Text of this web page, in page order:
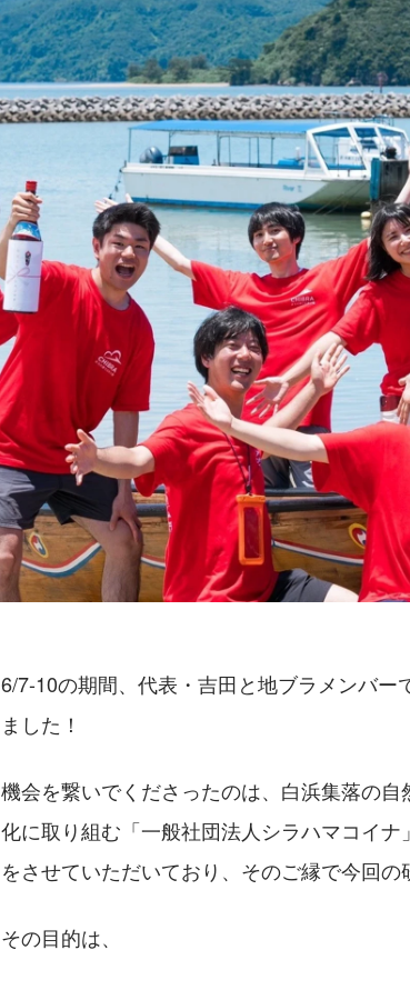
6/7-10の期間、代表・吉田と地ブラメンバ
ました！
機会を繋いでくださったのは、白浜集落の
化に取り組む「一般社団法人シラハマコイ
をさせていただいており、そのご縁で今回の
その目的は、